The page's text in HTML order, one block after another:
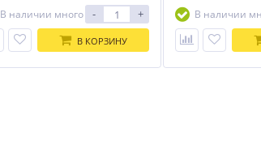
В наличии много
- +
В КОРЗИНУ
В наличии